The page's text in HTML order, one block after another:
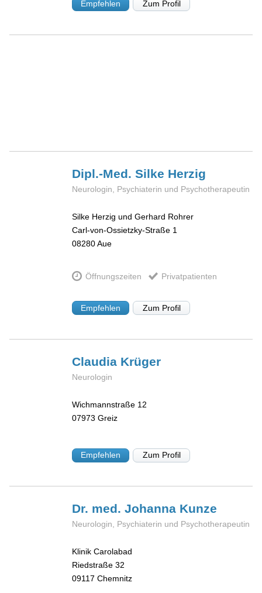
Empfehlen Zum Profil
Dipl.-Med. Silke Herzig
Neurologin, Psychiaterin und Psychotherapeutin
Silke Herzig und Gerhard Rohrer
Carl-von-Ossietzky-Straße 1
08280Aue
Öffnungszeiten Privatpatienten
Empfehlen Zum Profil
Claudia Krüger
Neurologin
Wichmannstraße 12
07973 Greiz
Empfehlen Zum Profil
Dr. med. Johanna Kunze
Neurologin, Psychiaterin und Psychotherapeutin
Klinik Carolabad
Riedstraße 32
09117 Chemnitz